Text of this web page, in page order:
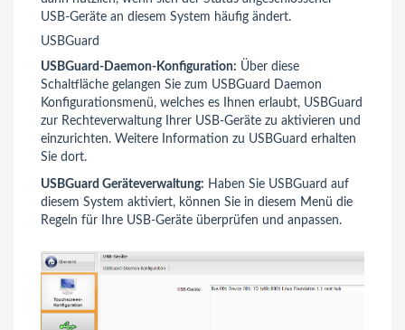
USB-Geräte an diesem System häufig ändert.
USBGuard
USBGuard-Daemon-Konfiguration: Über diese
Schaltfläche gelangen Sie zum USBGuard Daemon
Konfigurationsmenü, welches es Ihnen erlaubt, USBGuard
zur Rechteverwaltung Ihrer USB-Geräte zu aktivieren und
einzurichten. Weitere Information zu USBGuard erhalten
Sie dort.
USBGuard Geräteverwaltung: Haben Sie USBGuard auf
diesem System aktiviert, können Sie in diesem Menü die
Regeln für Ihre USB-Geräte überprüfen und anpassen.